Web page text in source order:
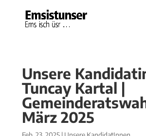
Unsere
Tuncay Kartal |
März 2025